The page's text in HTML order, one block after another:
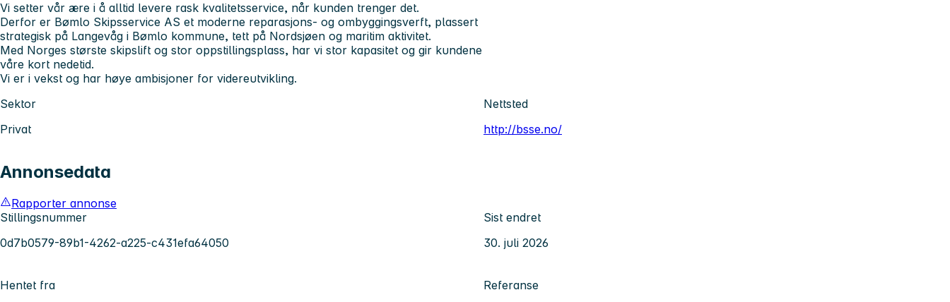
Vi setter vår ære i å alltid levere rask kvalitetsservice, når kunden trenger det.
Derfor er Bømlo Skipsservice AS et moderne reparasjons- og ombyggingsverft, plassert
strategisk på Langevåg i Bømlo kommune, tett på Nordsjøen og maritim aktivitet.
Med Norges største skipslift og stor oppstillingsplass, har vi stor kapasitet og gir kundene
våre kort nedetid.
Vi er i vekst og har høye ambisjoner for videreutvikling.
Sektor
Privat
Nettsted
http://bsse.no/
Annonsedata
Rapporter annonse
Stillingsnummer
0d7b0579-89b1-4262-a225-c431efa64050
Sist endret
30. juli 2026
Hentet fra
Referanse